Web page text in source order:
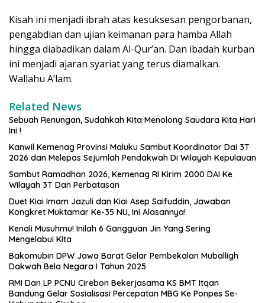
Kisah ini menjadi ibrah atas kesuksesan pengorbanan,
pengabdian dan ujian keimanan para hamba Allah
hingga diabadikan dalam Al-Qur’an. Dan ibadah kurban
ini menjadi ajaran syariat yang terus diamalkan.
Wallahu A’lam.
Related News
Sebuah Renungan, Sudahkah Kita Menolong Saudara Kita Hari
Ini !
Kanwil Kemenag Provinsi Maluku Sambut Koordinator Dai 3T
2026 dan Melepas Sejumlah Pendakwah Di Wilayah Kepulauan
Sambut Ramadhan 2026, Kemenag RI Kirim 2000 DAI Ke
Wilayah 3T Dan Perbatasan
Duet Kiai Imam Jazuli dan Kiai Asep Saifuddin, Jawaban
Kongkret Muktamar Ke-35 NU, Ini Alasannya!
Kenali Musuhmu! Inilah 6 Gangguan Jin Yang Sering
Mengelabui Kita
Bakomubin DPW Jawa Barat Gelar Pembekalan Muballigh
Dakwah Bela Negara I Tahun 2025
RMI Dan LP PCNU Cirebon Bekerjasama KS BMT Itqan
Bandung Gelar Sosialisasi Percepatan MBG Ke Ponpes Se-